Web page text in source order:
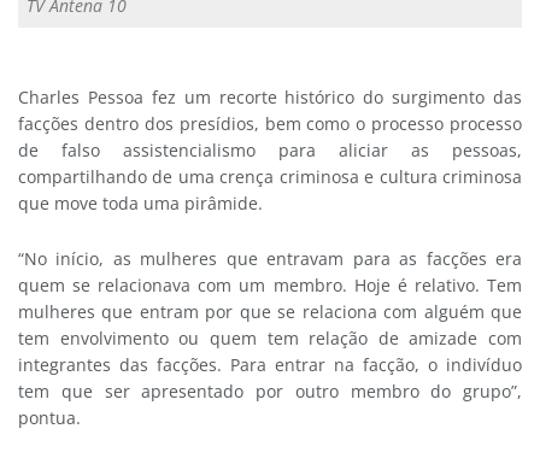
TV Antena 10
Charles Pessoa fez um recorte histórico do surgimento das
facções dentro dos presídios, bem como o processo processo
de falso assistencialismo para aliciar as pessoas,
compartilhando de uma crença criminosa e cultura criminosa
que move toda uma pirâmide.
“No início, as mulheres que entravam para as facções era
quem se relacionava com um membro. Hoje é relativo. Tem
mulheres que entram por que se relaciona com alguém que
tem envolvimento ou quem tem relação de amizade com
integrantes das facções. Para entrar na facção, o indivíduo
tem que ser apresentado por outro membro do grupo”,
pontua.